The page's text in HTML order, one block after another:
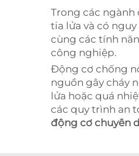
Trong các ngành
tia lửa và có
cùng các tính
công nghiệp.
Động cơ chống
nguồn gây cháy
lửa hoặc quá
các quy trình an
động cơ chuyên